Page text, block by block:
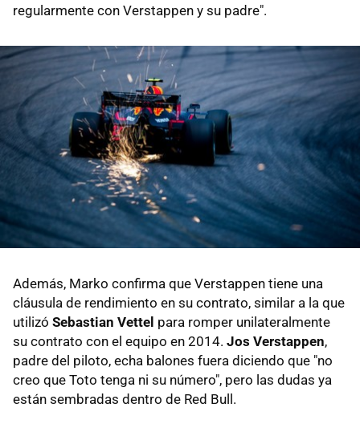
regularmente con Verstappen y su padre".
Además, Marko confirma que Verstappen tiene una
cláusula de rendimiento en su contrato, similar a la que
utilizó Sebastian Vettel para romper unilateralmente
su contrato con el equipo en 2014. Jos Verstappen,
padre del piloto, echa balones fuera diciendo que "no
creo que Toto tenga ni su número", pero las dudas ya
están sembradas dentro de Red Bull.